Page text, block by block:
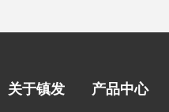
关于镇发 产品中心